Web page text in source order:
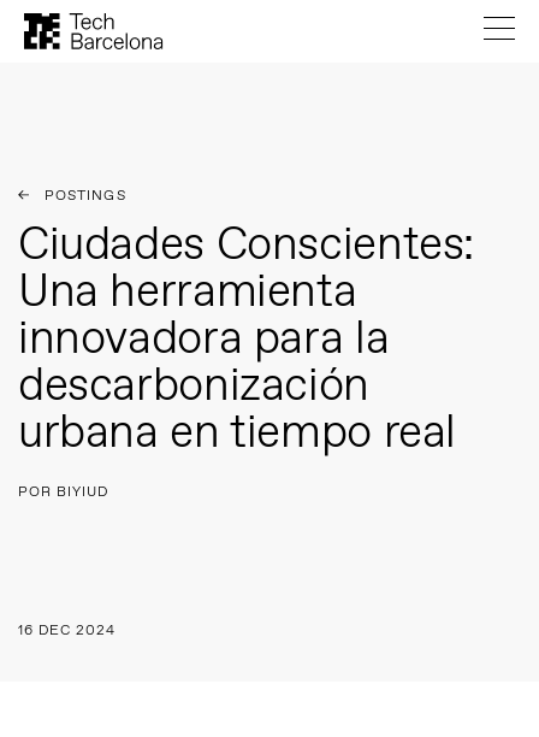
POSTINGS
Ciudades Conscientes:
Una herramienta
innovadora para la
descarbonización
urbana en tiempo real
POR BIYIUD
16 DEC 2024